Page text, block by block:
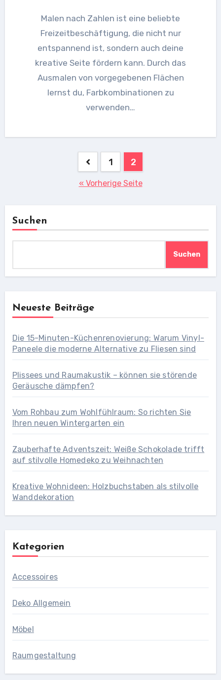
Malen nach Zahlen ist eine beliebte
Freizeitbeschäftigung, die nicht nur
entspannend ist, sondern auch deine
kreative Seite fördern kann. Durch das
Ausmalen von vorgegebenen Flächen
lernst du, Farbkombinationen zu
verwenden…
Seitennummerierung
1 2
« Vorherige Seite
Suchen
Suchen
Neueste Beiträge
Die 15-Minuten-Küchenrenovierung: Warum Vinyl-
Paneele die moderne Alternative zu Fliesen sind
Plissees und Raumakustik – können sie störende
Geräusche dämpfen?
Vom Rohbau zum Wohlfühlraum: So richten Sie
Ihren neuen Wintergarten ein
Zauberhafte Adventszeit: Weiße Schokolade trifft
auf stilvolle Homedeko zu Weihnachten
Kreative Wohnideen: Holzbuchstaben als stilvolle
Wanddekoration
Kategorien
Accessoires
Deko Allgemein
Möbel
Raumgestaltung